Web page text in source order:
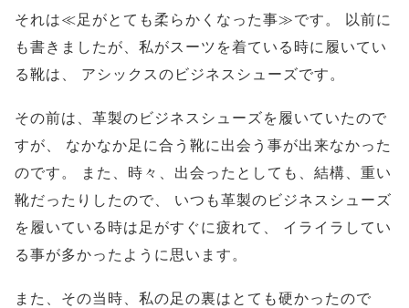
それは≪足がとても柔らかくなった事≫です。
以前に
も書きましたが、私がスーツを着ている時に履いてい
る靴は、
アシックスのビジネスシューズです。
その前は、革製のビジネスシューズを履いていたので
すが、
なかなか足に合う靴に出会う事が出来なかった
のです。
また、時々、出会ったとしても、結構、重い
靴だったりしたので、
いつも革製のビジネスシューズ
を履いている時は足がすぐに疲れて、
イライラしてい
る事が多かったように思います。
また、その当時、私の足の裏はとても硬かったので